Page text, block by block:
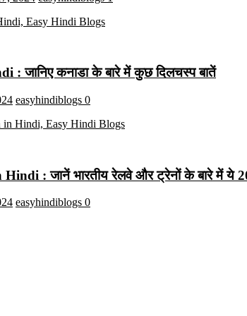
: जानिए कनाडा के बारे में कुछ दिलचस्प बातें
easyhindiblogs 0
: जानें भारतीय रेलवे और ट्रेनों के बारे में ये
easyhindiblogs 0